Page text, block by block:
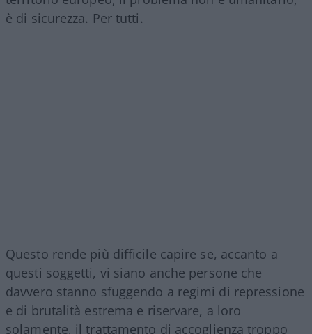
è di sicurezza. Per tutti.
Questo rende più difficile capire se, accanto a
questi soggetti, vi siano anche persone che
davvero stanno sfuggendo a regimi di repressione
e di brutalità estrema e riservare, a loro
solamente, il trattamento di accoglienza troppo